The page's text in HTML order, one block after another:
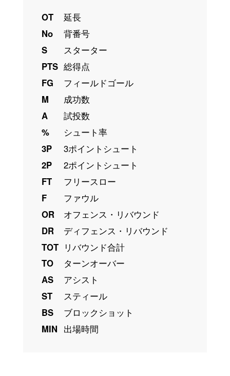
OT
延長
No
背番号
S
スターター
PTS 総得点
FG
フィールドゴール
M
成功数
A
試投数
%
シュート率
3P
3ポイントシュート
2P
2ポイントシュート
FT
フリースロー
F
ファウル
OR
オフェンス・リバウンド
DR
ディフェンス・リバウンド
TOT リバウンド合計
TO
ターンオーバー
AS
アシスト
ST
スティール
BS
ブロックショット
MIN 出場時間